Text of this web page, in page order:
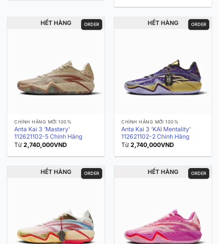
ORDER
HẾT HÀNG
CHÍNH HÃNG MỚI 100%
Anta Kai 3 ‘Mastery’
112621102-5 Chính Hãng
Từ2,740,000VND
ORDER
HẾT HÀNG
CHÍNH HÃNG MỚI 100%
Anta Kai 3 ‘KAI Mentality’
112621102-2 Chính Hãng
Từ2,740,000VND
ORDER
HẾT HÀNG ORDER
HẾT HÀNG